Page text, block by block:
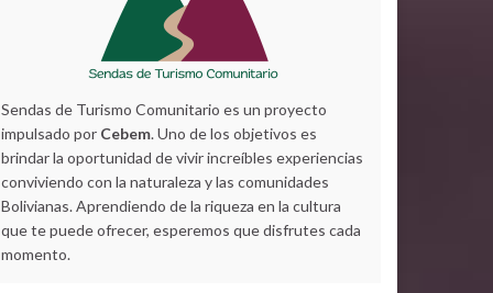
Sendas de Turismo Comunitario es un proyecto
impulsado por Cebem. Uno de los objetivos es
brindar la oportunidad de vivir increíbles experiencias
conviviendo con la naturaleza y las comunidades
Bolivianas. Aprendiendo de la riqueza en la cultura
que te puede ofrecer, esperemos que disfrutes cada
momento.